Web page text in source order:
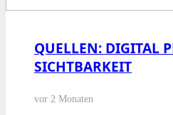
QUELLEN: DIGITAL
SICHTBARKEIT
vor 2 Monaten